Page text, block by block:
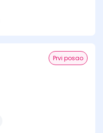
Prvi posao